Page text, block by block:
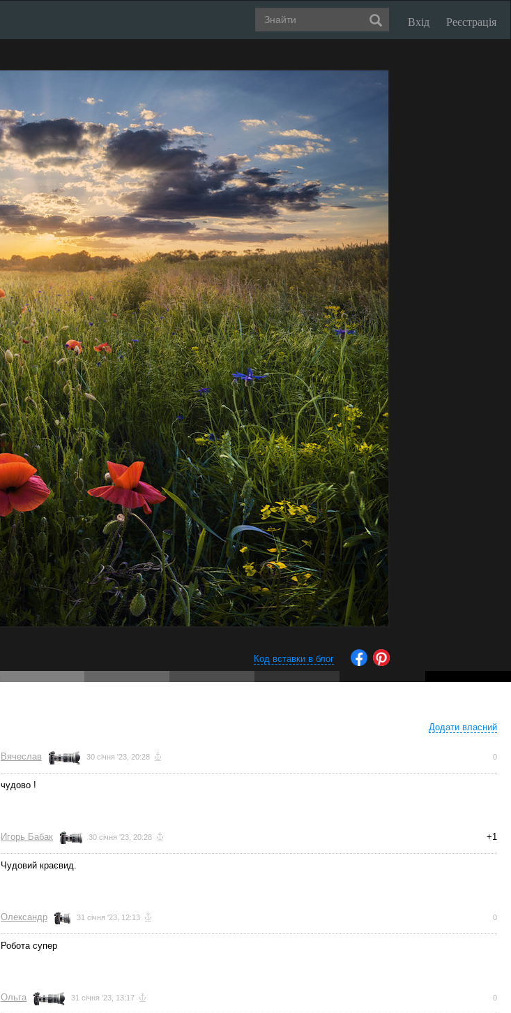
Вхід Реєстрація
Код вставки в блог
Додати власний
Вячеслав 30 січня '23, 20:28 0
чудово !
Игорь Бабак 30 січня '23, 20:28 +1
Чудовий краєвид.
Олександр 31 січня '23, 12:13 0
Робота супер
Ольга 31 січня '23, 13:17 0